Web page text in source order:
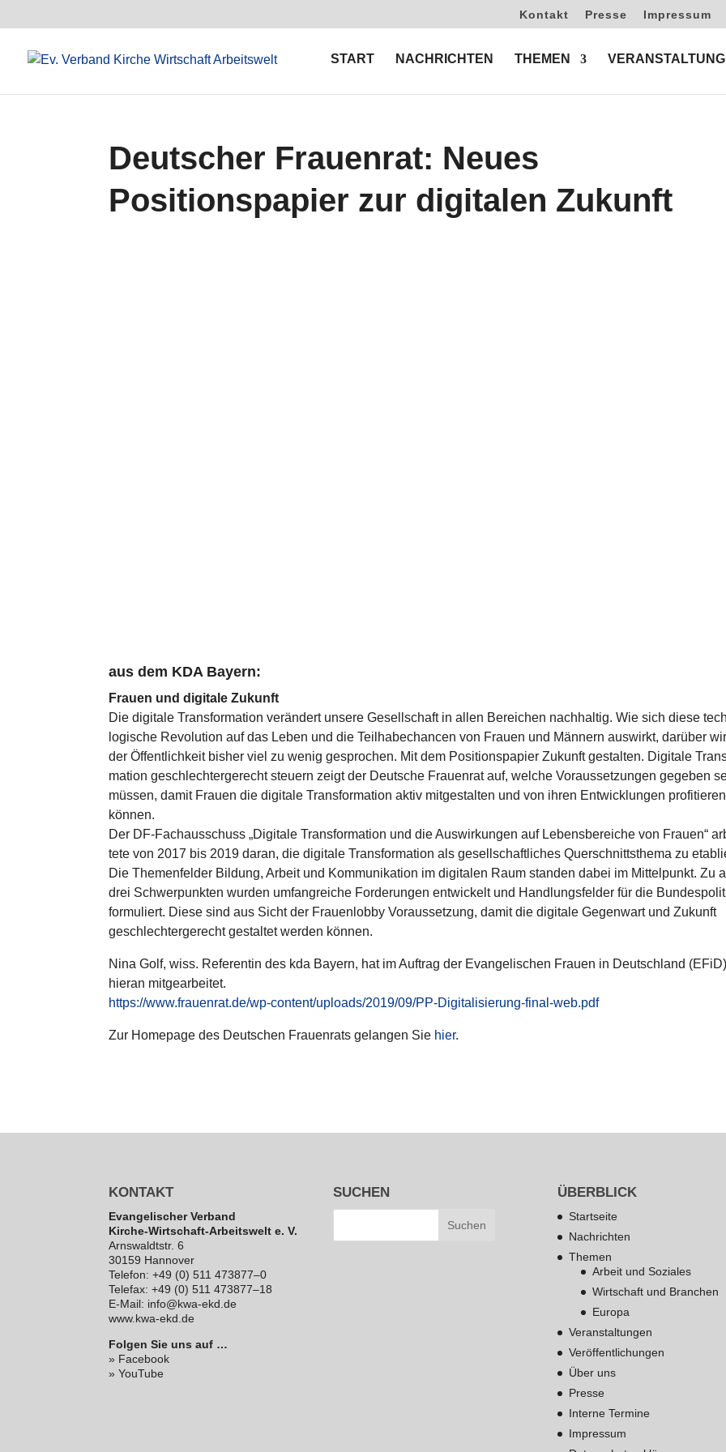
Kontakt Presse Impressum
START NACHRICHTEN THEMEN
Deutscher Frauenrat: Neues
Positionspapier zur digitalen Zukunft
aus dem KDA Bayern:
Frauen und digitale Zukunft
Die digitale Trans­for­ma­tion ver­än­dert unsere Gesell­schaft in allen Berei­chen nach­hal­tig. Wie sich diese
lo­gi­sche Revo­lu­tion auf das Leben und die Teil­ha­be­chan­cen von Frauen und Männern auswirkt, darüber
der Öffent­lich­keit bisher viel zu wenig gespro­chen. Mit dem Posi­ti­ons­pa­pier Zukunft gestal­ten. Digitale
ma­tion geschlech­ter­ge­recht steuern zeigt der Deutsche Frau­en­rat auf, welche Vor­aus­set­zun­gen gegeben
müssen, damit Frauen die digitale Trans­for­ma­tion aktiv mit­ge­stal­ten und von ihren Ent­wick­lun­gen pro­fi­tie­ren
können.
Der DF-Fach­aus­schuss „Digitale Trans­for­ma­tion und die Aus­wir­kun­gen auf Lebens­be­rei­che von Frauen“
tete von 2017 bis 2019 daran, die digitale Trans­for­ma­tion als gesell­schaft­li­ches Quer­schnitts­thema zu
Die The­men­fel­der Bildung, Arbeit und Kom­mu­ni­ka­tion im digi­ta­len Raum standen dabei im Mit­tel­punkt. Zu
drei Schwer­punk­ten wurden umfang­rei­che For­de­run­gen ent­wi­ckelt und Hand­lungs­fel­der für die
for­mu­liert. Diese sind aus Sicht der Frau­en­lobby Vor­aus­set­zung, damit die digitale Gegen­wart und Zukunft
geschlech­ter­ge­recht gestal­tet werden können.
Nina Golf, wiss. Refe­ren­tin des kda Bayern, hat im Auftrag der Evan­ge­li­schen Frauen in Deutsch­land
hieran mit­ge­ar­bei­tet.
https://www.frauenrat.de/wp-content/uploads/2019/09/PP-Digitalisierung-final-web.pdf
Zur Homepage des Deut­schen Frau­en­rats gelangen Sie hier.
KONTAKT
Evan­ge­li­scher Verband
Kirche-Wirt­schaft-Arbeits­welt e. V.
Arns­waldt­str. 6
30159 Hannover
Telefon: +49 (0) 511 473877–0
Telefax: +49 (0) 511 473877–18
E‑Mail: info@kwa-ekd.de
www.kwa-ekd.de
Folgen Sie uns auf …
» Facebook
» YouTube
SUCHEN ÜBERBLICK
Startseite
Nachrichten
Themen
Arbeit und Soziales
Wirtschaft und Branchen
Europa
Veranstaltungen
Veröffentlichungen
Über uns
Presse
Interne Termine
Impressum